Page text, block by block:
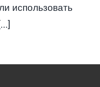
использовать